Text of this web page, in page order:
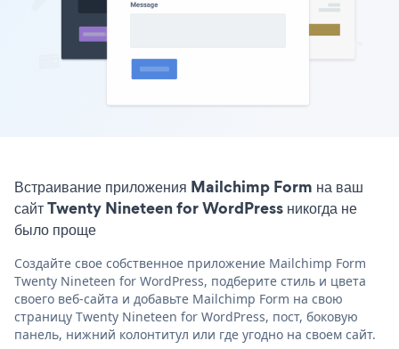
Встраивание приложения Mailchimp Form на ваш
сайт Twenty Nineteen for WordPress никогда не
было проще
Создайте свое собственное приложение Mailchimp Form
Twenty Nineteen for WordPress, подберите стиль и цвета
своего веб-сайта и добавьте Mailchimp Form на свою
страницу Twenty Nineteen for WordPress, пост, боковую
панель, нижний колонтитул или где угодно на своем сайт.